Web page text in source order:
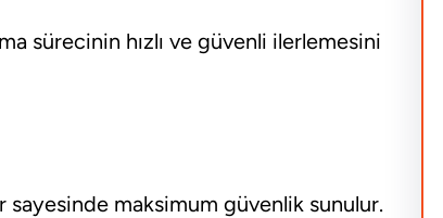
sürecinin hızlı ve güvenli ilerlemesini
sayesinde maksimum güvenlik sunulur.